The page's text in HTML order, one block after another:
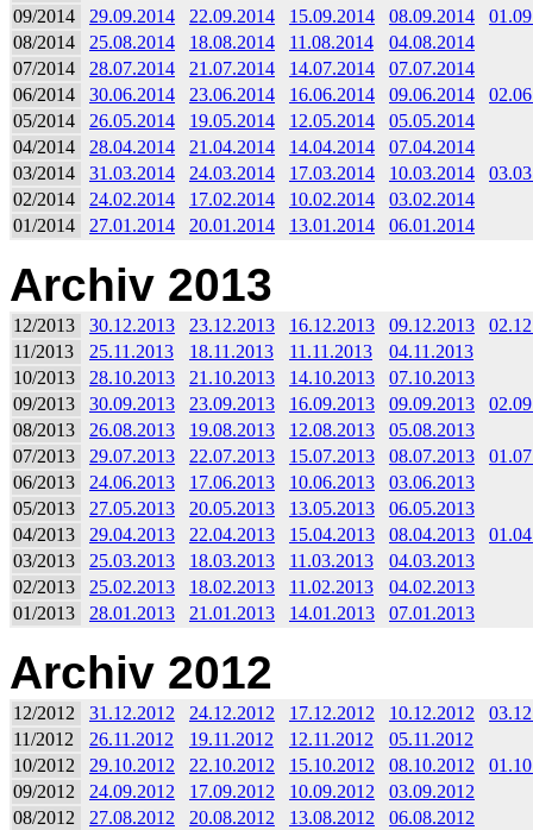
09/2014
29.09.2014 22.09.2014 15.09.2014 08.09.2014
08/2014
25.08.2014 18.08.2014 11.08.2014
04.08.2014
07/2014
28.07.2014 21.07.2014 14.07.2014
07.07.2014
06/2014
30.06.2014 23.06.2014 16.06.2014 09.06.2014
05/2014
26.05.2014 19.05.2014 12.05.2014
05.05.2014
04/2014
28.04.2014 21.04.2014 14.04.2014
07.04.2014
03/2014
31.03.2014 24.03.2014 17.03.2014 10.03.2014
02/2014
24.02.2014 17.02.2014 10.02.2014
03.02.2014
01/2014
27.01.2014 20.01.2014 13.01.2014 06.01.2014
Archiv 2013
12/2013 30.12.2013 23.12.2013 16.12.2013 09.12.2013
11/2013
25.11.2013 18.11.2013 11.11.2013
04.11.2013
10/2013
28.10.2013 21.10.2013 14.10.2013
07.10.2013
09/2013
30.09.2013 23.09.2013 16.09.2013 09.09.2013
08/2013
26.08.2013 19.08.2013 12.08.2013
05.08.2013
07/2013
29.07.2013 22.07.2013 15.07.2013 08.07.2013
06/2013
24.06.2013 17.06.2013 10.06.2013
03.06.2013
05/2013
27.05.2013 20.05.2013 13.05.2013
06.05.2013
04/2013
29.04.2013 22.04.2013 15.04.2013 08.04.2013
03/2013
25.03.2013 18.03.2013 11.03.2013
04.03.2013
02/2013
25.02.2013 18.02.2013 11.02.2013
04.02.2013
01/2013
28.01.2013 21.01.2013 14.01.2013 07.01.2013
Archiv 2012
12/2012 31.12.2012 24.12.2012 17.12.2012 10.12.2012
11/2012
26.11.2012 19.11.2012 12.11.2012
05.11.2012
10/2012
29.10.2012 22.10.2012 15.10.2012 08.10.2012
09/2012
24.09.2012 17.09.2012 10.09.2012
03.09.2012
08/2012
27.08.2012 20.08.2012 13.08.2012
06.08.2012